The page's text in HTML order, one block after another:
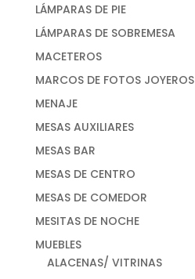
LÁMPARAS DE PIE
LÁMPARAS DE SOBREMESA
MACETEROS
MARCOS DE FOTOS JOYEROS
MENAJE
MESAS AUXILIARES
MESAS BAR
MESAS DE CENTRO
MESAS DE COMEDOR
MESITAS DE NOCHE
MUEBLES
ALACENAS/ VITRINAS